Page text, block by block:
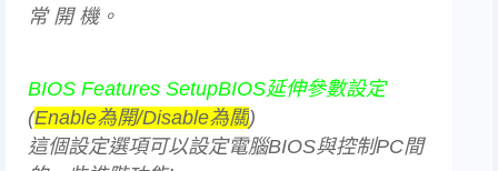
常 開 機。
BIOS Features SetupBIOS延伸參數設定
(Enable為開/Disable為關)
這個設定選項可以設定電腦BIOS與控制PC間